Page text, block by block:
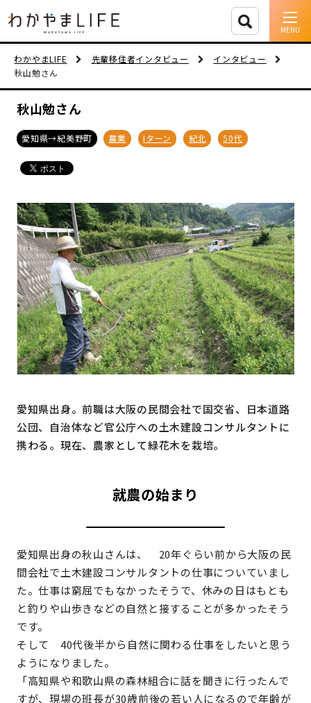
イベント情報
移住支援
市町村を探す
移住者インタビュー
動画
地域おこし協力隊
わかやまLIFE 先輩移住者インタビュー
インタビュー
秋山勉さん
秋山勉さん
愛知県→紀美野町 農業 Iターン 紀北 50代
愛知県出身。前職は大阪の民間会社で国交省、日本道路
公団、自治体など官公庁への土木建設コンサルタントに
携わる。現在、農家として緑花木を栽培。
就農の始まり
愛知県出身の秋山さんは、 20年ぐらい前から大阪の民
間会社で土木建設コンサルタントの仕事についていまし
た。仕事は窮屈でもなかったそうで、休みの日はもとも
と釣りや山歩きなどの自然と接することが多かったそう
です。
そして 40代後半から自然に関わる仕事をしたいと思う
ようになりました。
「高知県や和歌山県の森林組合に話を聞きに行ったんで
すが、現場の班長が30歳前後の若い人になるので年齢が